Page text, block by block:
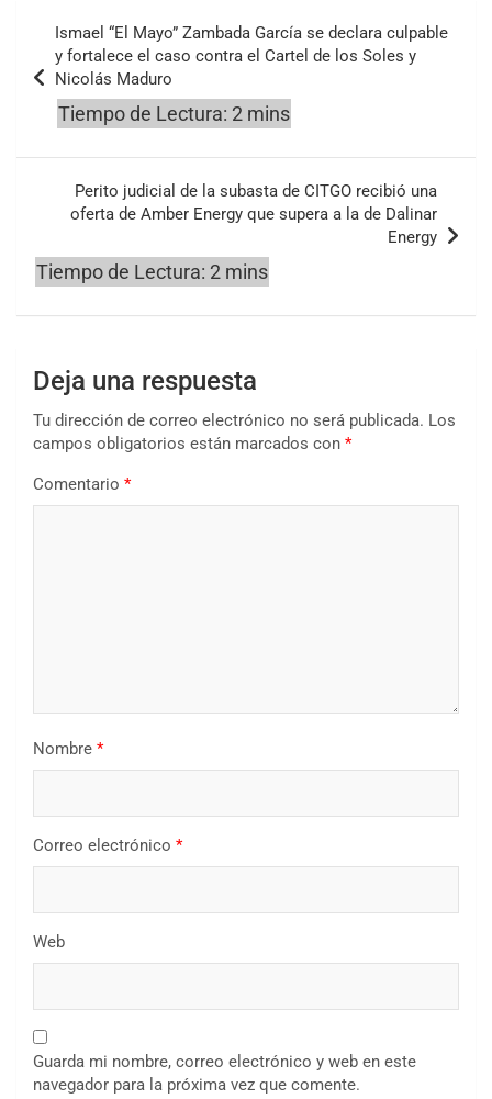
entradas
Ismael “El Mayo” Zambada García se declara culpable
y fortalece el caso contra el Cartel de los Soles y
Nicolás Maduro
Perito judicial de la subasta de CITGO recibió una
oferta de Amber Energy que supera a la de Dalinar
Energy
Deja una respuesta
Tu dirección de correo electrónico no será publicada. Los
campos obligatorios están marcados con *
Comentario *
Nombre *
Correo electrónico *
Web
Guarda mi nombre, correo electrónico y web en este
navegador para la próxima vez que comente.